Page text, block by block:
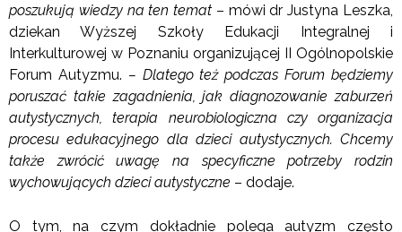
poszukują wiedzy na ten temat – mówi dr Justyna Leszka,
dziekan Wyższej Szkoły Edukacji Integralnej i
Interkulturowej w Poznaniu organizującej II Ogólnopolskie
Forum Autyzmu. – Dlatego też podczas Forum będziemy
poruszać takie zagadnienia, jak diagnozowanie zaburzeń
autystycznych, terapia neurobiologiczna czy organizacja
procesu edukacyjnego dla dzieci autystycznych. Chcemy
także zwrócić uwagę na specyficzne potrzeby rodzin
wychowujących dzieci autystyczne – dodaje.
O tym, na czym dokładnie polega autyzm często